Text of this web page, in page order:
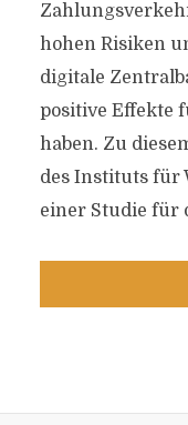
hohen Risiken
digitale
positive Effekte
haben. Zu
des Instituts für
einer Studie für